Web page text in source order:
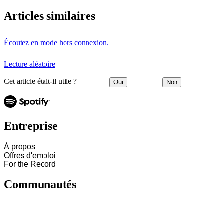
Articles similaires
Écoutez en mode hors connexion.
Lecture aléatoire
Cet article était-il utile ? Oui Non
Entreprise
À propos
Offres d'emploi
For the Record
Communautés